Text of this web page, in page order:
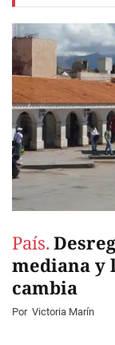
País.
mediana y
cambia
Por Victoria Marín